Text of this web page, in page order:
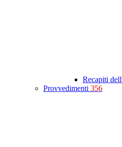
Recapiti
Provvedimenti 356